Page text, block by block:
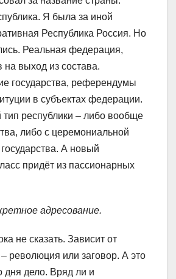
Я была за иной
Республика Россия. Но
Реальная федерация,
на выход из состава.
государства, референдумы
в субъектах федерации.
тип республики – либо вообще
либо с церемониальной
А новый
придёт из пассионарных
адресование.
не сказать. Зависит от
революция или заговор. А это
дня дело. Вряд ли и